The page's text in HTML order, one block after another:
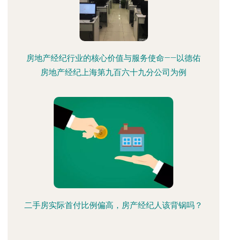
房地产经纪行业的核心价值与服务使命——以德佑
房地产经纪上海第九百六十九分公司为例
二手房实际首付比例偏高，房产经纪人该背锅吗？